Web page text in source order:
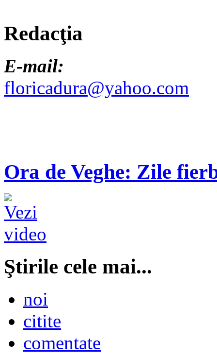
Redacţia
E-mail:
floricadura@yahoo.com
Ora de Veghe: Zile
Ştirile cele mai...
noi
citite
comentate